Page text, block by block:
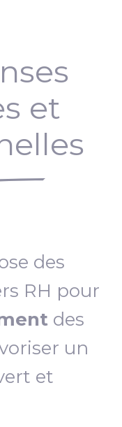
et
des
RH pour
des
un
et